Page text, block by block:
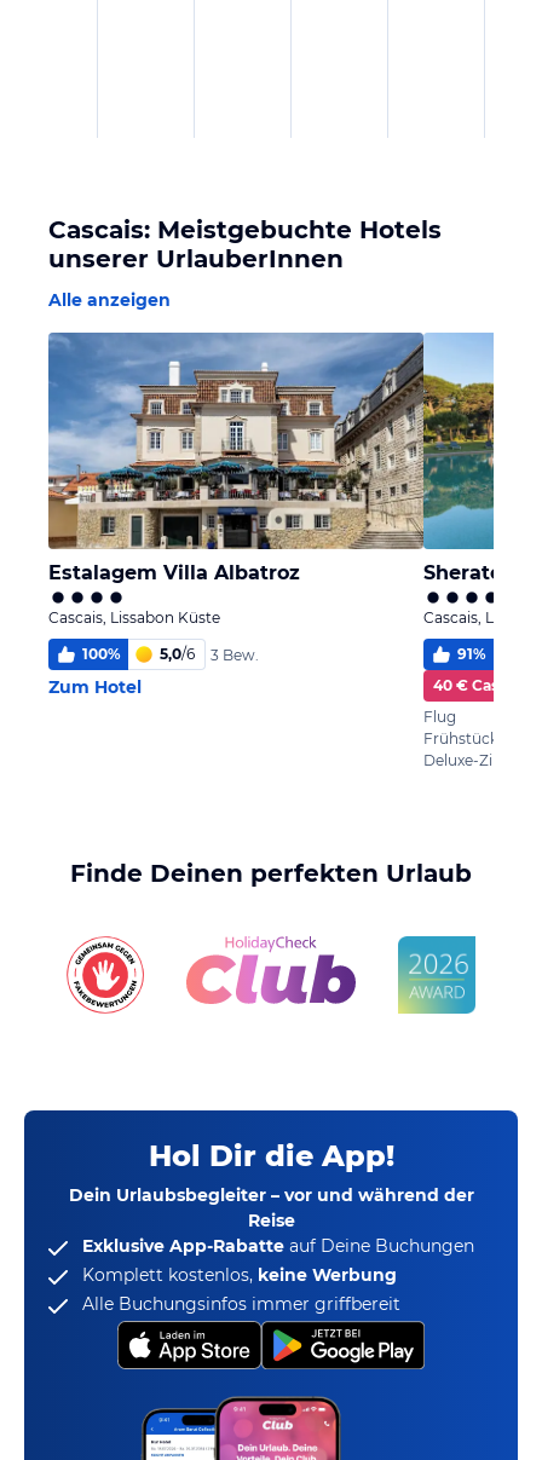
Cascais: Meistgebuchte Hotels
unserer UrlauberInnen
Alle anzeigen
Estalagem Villa Albatroz
Cascais, Lissabon Küste
100% 5,0/6 3 Bew.
Zum Hotel
Sheraton
Cascais,
91%
40 €
Flug
Frühstück
Finde Deinen perfekten Urlaub
Hol Dir die App!
Dein Urlaubsbegleiter – vor und während der
Reise
Exklusive App-Rabatte auf Deine Buchungen
Komplett kostenlos, keine Werbung
Alle Buchungsinfos immer griffbereit